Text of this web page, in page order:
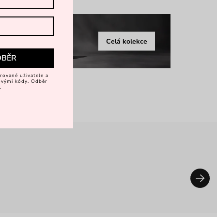
Celá kolekce
uživatele a
kódy. Odběr